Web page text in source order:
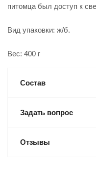
питомца был доступ к
Вид упаковки: ж/б.
Вес: 400 г
Состав
Задать вопрос
Отзывы